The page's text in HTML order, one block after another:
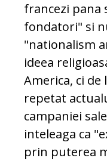
francezi
fondatori" si
"nationalism
ideea
America, ci
repetat
campaniei
inteleaga ca
prin puterea